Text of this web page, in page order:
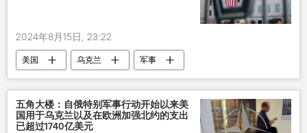
2024年8月15日, 23:22
美国 乌克兰 军事
五角大楼：自俄特别军事行动开始以来美
国用于乌克兰以及在欧洲加强北约的支出
已超过1740亿美元